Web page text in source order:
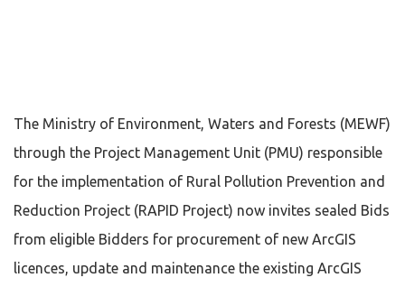
The Ministry of Environment, Waters and Forests (MEWF)
through the Project Management Unit (PMU) responsible
for the implementation of Rural Pollution Prevention and
Reduction Project (RAPID Project) now invites sealed Bids
from eligible Bidders for procurement of new ArcGIS
licences, update and maintenance the existing ArcGIS